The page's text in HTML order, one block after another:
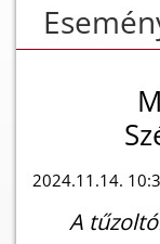
2024.11.14.
A